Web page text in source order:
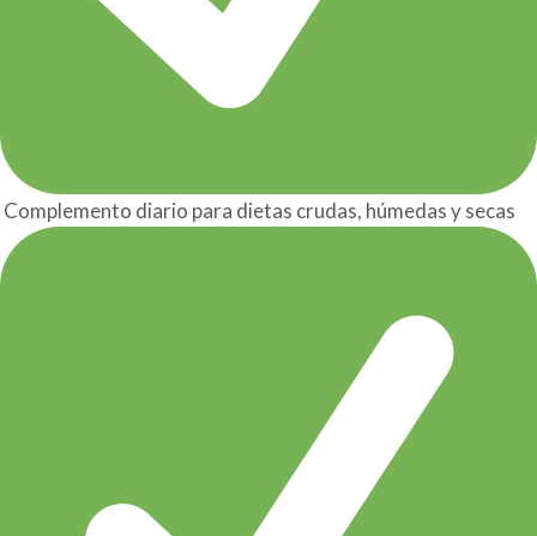
Complemento diario para dietas crudas, húmedas y secas